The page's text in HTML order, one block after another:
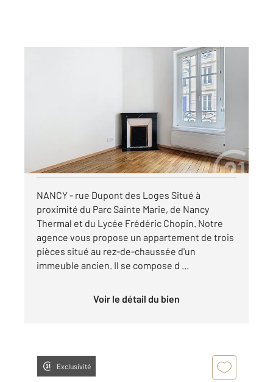
Appartement F3 à louer
par mois charges comprises
Visiter le site dédié
NANCY - rue Dupont des Loges Situé à
proximité du Parc Sainte Marie, de Nancy
Thermal et du Lycée Frédéric Chopin. Notre
agence vous propose un appartement de trois
pièces situé au rez-de-chaussée d'un
immeuble ancien. Il se compose d ...
Voir le détail du bien
Exclusivité